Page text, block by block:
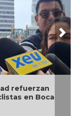
turismo,